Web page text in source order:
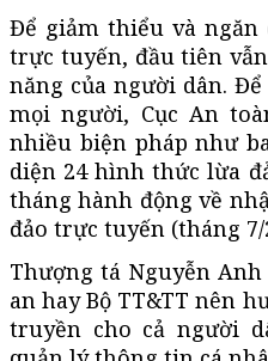
Để giảm thiểu và
trực tuyến, đầu tiên
năng của người dân.
mọi người, Cục An
nhiều biện pháp như
diện 24 hình thức lừa
tháng hành động về
đảo trực tuyến (tháng 7/
Thượng tá Nguyễn
an hay Bộ TT&TT nên
truyền cho cả người